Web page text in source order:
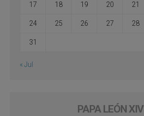
17 18 19 20 21
24 25 26 27 28
31
« Jul
PAPA LEÓN XIV